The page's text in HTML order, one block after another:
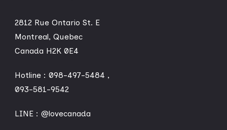
2812 Rue Ontario St. E
Montreal, Quebec
Canada H2K 0E4
Hotline : 098-497-5484 ,
093-581-9542
LINE : @lovecanada